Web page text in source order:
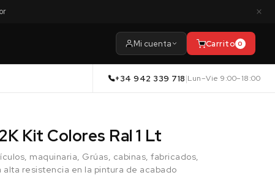
×
Mi cuenta Carrito 0
+34 942 339 718|Lun–Vie 9:00–18:00
Kit Colores Ral 1 Lt
maquinaria, Grúas, cabinas, fabricados,
resistencia en la pintura de acabado